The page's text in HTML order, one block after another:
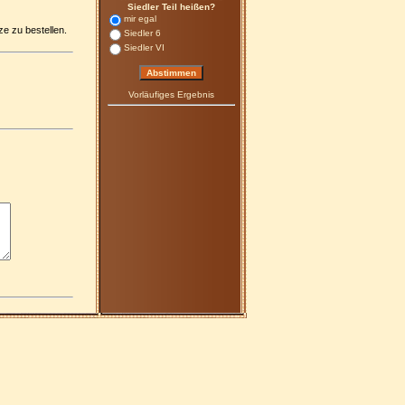
zu bestellen.
Siedler Teil heißen?
mir egal
Siedler 6
Siedler VI
Vorläufiges Ergebnis